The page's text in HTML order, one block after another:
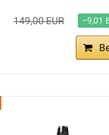
149,00 EUR −9,01